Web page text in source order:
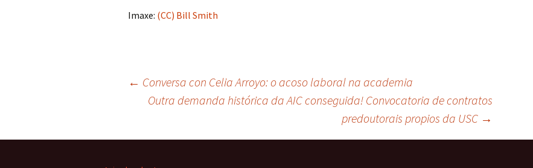
Imaxe: (CC) Bill Smith
Navegación
← Conversa con Celia Arroyo: o acoso laboral na academia
Outra demanda histórica da AIC conseguida! Convocatoria de contratos
predoutorais propios da USC →